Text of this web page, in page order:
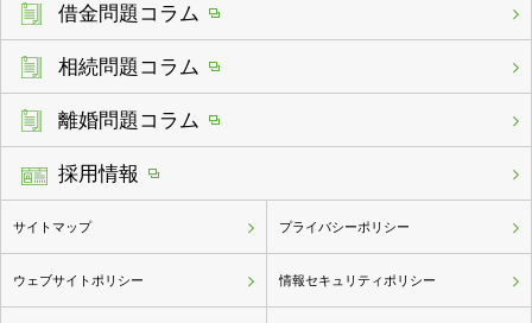
借金問題コラム
相続問題コラム
離婚問題コラム
採用情報
サイトマップ プライバシーポリシー
ウェブサイトポリシー 情報セキュリティポリシー